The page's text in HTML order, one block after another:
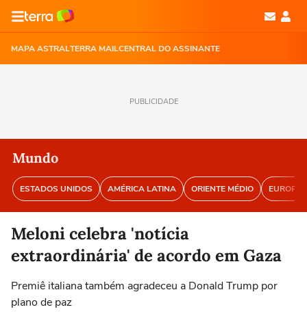
MAPA ASTRALTERRA MAILCENTRAL DO ASSINANTE
PUBLICIDADE
Mundo
ESTADOS UNIDOS AMÉRICA LATINA ORIENTE MÉDIO EUROPA
Meloni celebra 'notícia
extraordinária' de acordo em Gaza
Premiê italiana também agradeceu a Donald Trump por
plano de paz